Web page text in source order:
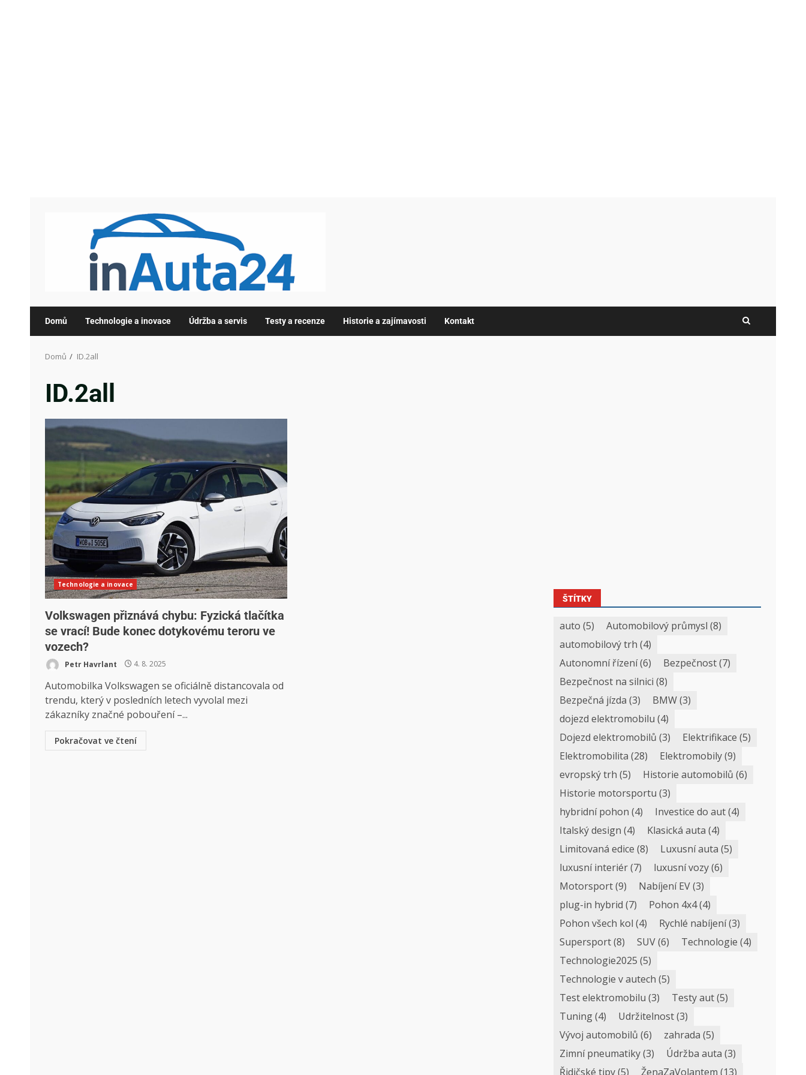
Domů Technologie a inovace Údržba a servis Testy a recenze Historie a zajímavosti Kontakt
Domů ID.2all
ID.2all
Technologie a inovace
Volkswagen přiznává chybu: Fyzická tlačítka
se vrací! Bude konec dotykovému teroru ve
vozech?
Petr Havrlant 4. 8. 2025
Automobilka Volkswagen se oficiálně distancovala od
trendu, který v posledních letech vyvolal mezi
zákazníky značné pobouření –...
Pokračovat ve čtení
ŠTÍTKY
auto (5) Automobilový průmysl (8)
automobilový trh (4)
Autonomní řízení(6) Bezpečnost(7)
Bezpečnost na silnici (8)
Bezpečná jízda (3) BMW(3)
dojezd elektromobilu (4)
Dojezd elektromobilů (3) Elektrifikace (5)
Elektromobilita (28) Elektromobily(9)
evropský trh (5) Historie automobilů (6)
Historie motorsportu (3)
hybridní pohon (4) Investice do aut(4)
Italský design (4) Klasická auta (4)
Limitovaná edice (8) Luxusní auta (5)
luxusní interiér(7) luxusní vozy(6)
Motorsport(9) Nabíjení EV(3)
plug-in hybrid (7) Pohon 4x4(4)
Pohon všech kol (4) Rychlé nabíjení(3)
Supersport(8) SUV(6) Technologie (4)
Technologie2025 (5)
Technologie v autech (5)
Test elektromobilu (3) Testy aut(5)
Tuning(4) Udržitelnost(3)
Vývoj automobilů (6) zahrada (5)
Zimní pneumatiky(3) Údržba auta (3)
Řidičské tipy(5) ŽenaZaVolantem (13)